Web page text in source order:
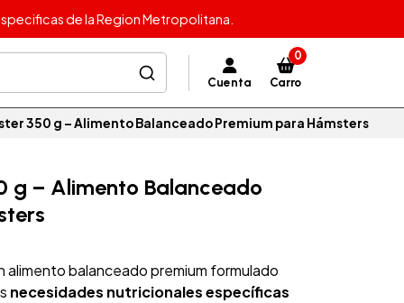
de la Region Metropolitana.
Cuenta
0
Carro
350 g – Alimento Balanceado Premium para Hámsters
g – Alimento Balanceado
alimento balanceado premium formulado
necesidades nutricionales específicas